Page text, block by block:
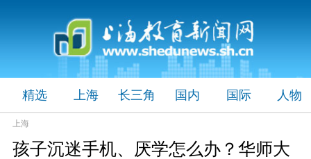
精选 上海 长三角 国内 国际 人物
上海
孩子沉迷手机、厌学怎么办？华师大